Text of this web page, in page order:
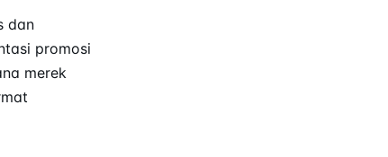
dan
promosi
merek